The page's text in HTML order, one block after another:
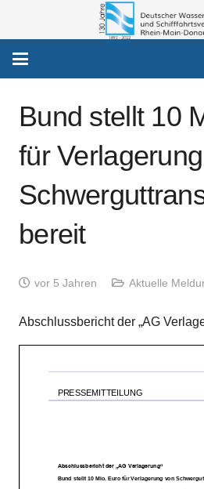
Bund stellt 10
für
bereit
vor 5 Jahren Aktuelle
Abschlussbericht der „AG